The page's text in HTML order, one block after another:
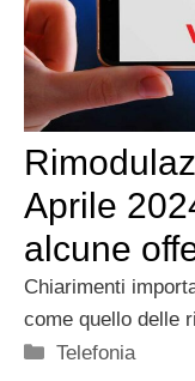
Aprile
alcune
Chiarimenti
come quello delle
Categorie
Telefonia